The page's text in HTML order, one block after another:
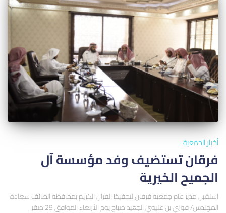
أخبار الجمعية
فرقان تستضيف وفد مؤسسة آل
الجميح الخيرية
استقبل مدير عام جمعية فرقان لتحفيظ القرآن الكريم بمحافظة الطائف سعادة
المهندس/ فوزي بن عليوي الجعيد صباح يوم الأربعاء الموافق 29 صفر